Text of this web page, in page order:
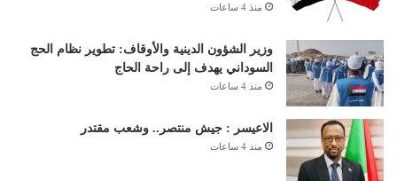
منذ 4 ساعات
وزير الشؤون الدينية والأوقاف: تطوير نظام الحج
السوداني يهدف إلى راحة الحاج
منذ 4 ساعات
الاعيسر : جيش منتصر.. وشعب مقتدر
منذ 4 ساعات